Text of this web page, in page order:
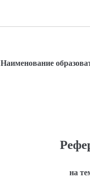
Наименование
на